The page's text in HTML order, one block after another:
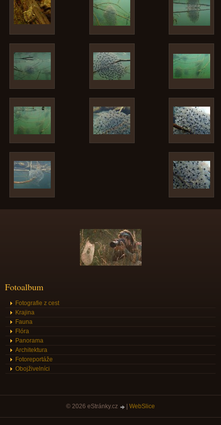
Fotoalbum
Fotografie z cest
Krajina
Fauna
Flóra
Panorama
Architektura
Fotoreportáže
Obojživelníci
© 2026 eStránky.cz WebSlice